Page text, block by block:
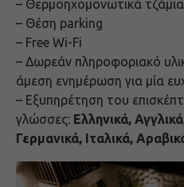
– Θερμοηχομονωτικά τζάμια
– Θέση parking
– Free Wi-Fi
– Δωρεάν πληροφοριακό
άμεση ενημέρωση για μία
– Εξυπηρέτηση του
γλώσσες: Ελληνικά,
Γερμανικά, Ιταλικά,